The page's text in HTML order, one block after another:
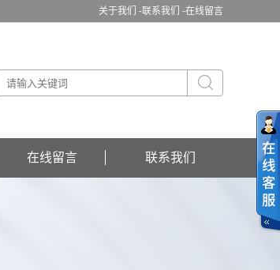
关于我们 -联系我们 -在线留言
在线留言 联系我们